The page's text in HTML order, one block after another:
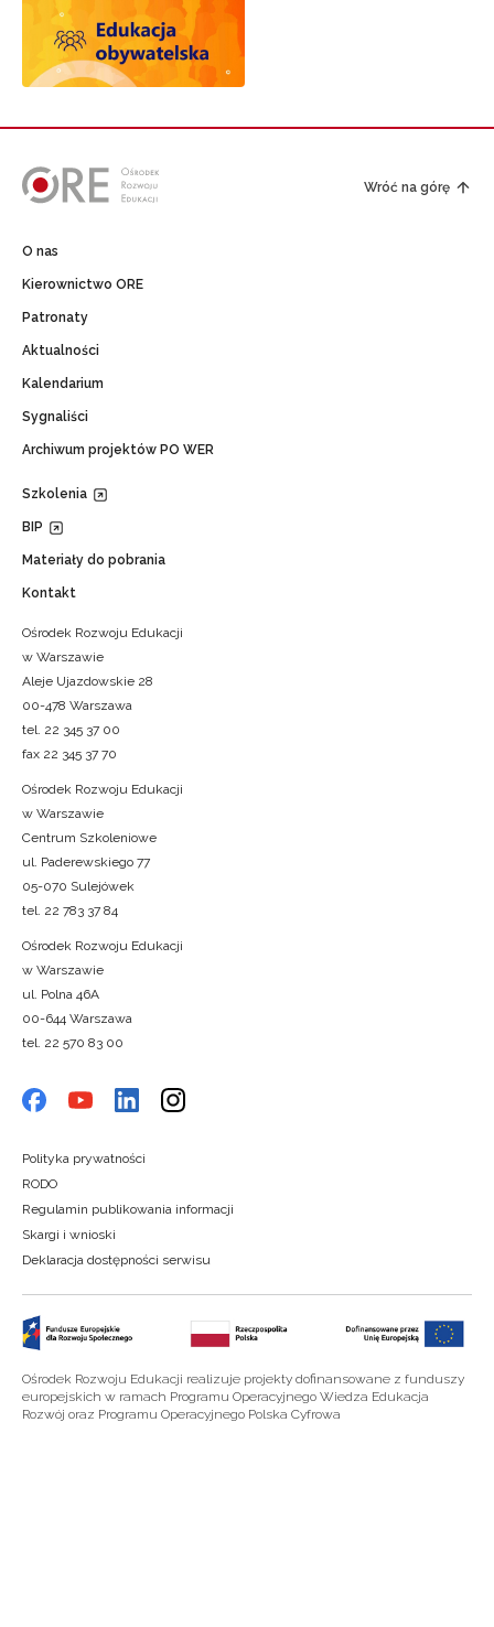
Wróć na górę
O nas
Kierownictwo ORE
Patronaty
Aktualności
Kalendarium
Sygnaliści
Archiwum projektów PO WER
Szkolenia
BIP
Materiały do pobrania
Kontakt
Ośrodek Rozwoju Edukacji
w Warszawie
Aleje Ujazdowskie 28
00-478 Warszawa
tel. 22 345 37 00
fax 22 345 37 70
Ośrodek Rozwoju Edukacji
w Warszawie
Centrum Szkoleniowe
ul. Paderewskiego 77
05-070 Sulejówek
tel. 22 783 37 84
Ośrodek Rozwoju Edukacji
w Warszawie
ul. Polna 46A
00-644 Warszawa
tel. 22 570 83 00
Polityka prywatności
RODO
Regulamin publikowania informacji
Skargi i wnioski
Deklaracja dostępności serwisu
Ośrodek Rozwoju Edukacji realizuje projekty dofinansowane z funduszy
europejskich w ramach Programu Operacyjnego Wiedza Edukacja
Rozwój oraz Programu Operacyjnego Polska Cyfrowa